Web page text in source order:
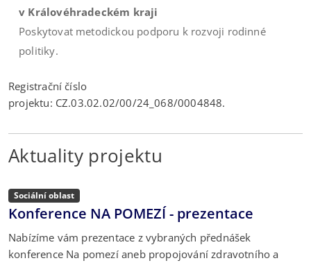
v Královéhradeckém kraji
Poskytovat metodickou podporu k rozvoji rodinné
politiky.
Registrační číslo
projektu: CZ.03.02.02/00/24_068/0004848.
Aktuality projektu
Sociální oblast
Konference NA POMEZÍ - prezentace
Nabízíme vám prezentace z vybraných přednášek
konference Na pomezí aneb propojování zdravotního a